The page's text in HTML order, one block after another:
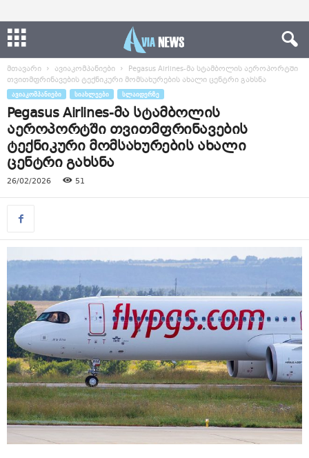
მთავარი ავიაკომპანიები
Pegasus Airlines-მა სტამბოლის აეროპორტში
თვითმფრინავების ტექნიკური მომსახურების ახალი ცენტრი გახსნა
ᲐᲕᲘᲐᲙᲝᲛᲞᲐᲜᲘᲔᲑᲘ ᲡᲘᲐᲮᲚᲔᲔᲑᲘ ᲡᲚᲐᲘᲓᲔᲠᲖᲔ
Pegasus Airlines-მა სტამბოლის
აეროპორტში თვითმფრინავების
ტექნიკური მომსახურების ახალი
ცენტრი გახსნა
26/02/2026 51